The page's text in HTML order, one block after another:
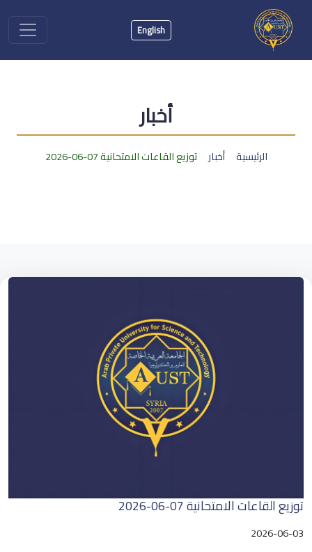
English
أخبار
الرئيسية أخبار توزيع القاعات الامتحانية 07-06-2026
توزيع القاعات الامتحانية 07-06-2026
2026-06-03